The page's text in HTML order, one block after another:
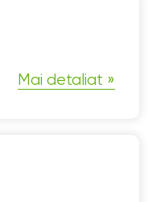
Mai detaliat